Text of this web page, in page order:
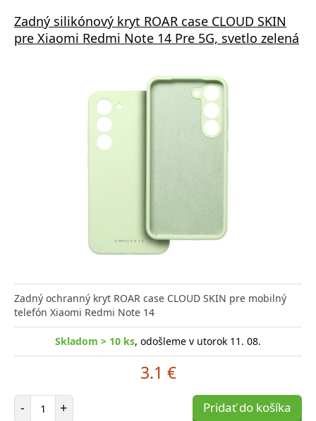
Zadný silikónový kryt ROAR case CLOUD SKIN
pre Xiaomi Redmi Note 14 Pre 5G, svetlo zelená
Zadný ochranný kryt ROAR case CLOUD SKIN pre mobilný
telefón Xiaomi Redmi Note 14
Skladom > 10 ks, odošleme v utorok 11. 08.
3.1 €
- Počet položiek
+ Pridať do košíka